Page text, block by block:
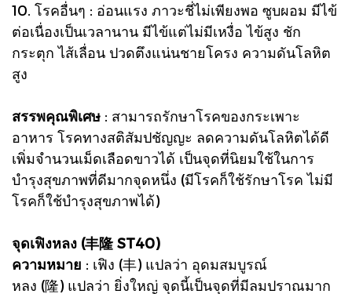
10. โรคอื่นๆ : อ่อนแรง ภาวะชี่ไม่เพียงพอ ซูบผอม มีไข้
ต่อเนื่องเป็นเวลานาน มีไข้แต่ไม่มีเหงื่อ ไข้สูง ชัก
กระตุก ไส้เลื่อน ปวดตึงแน่นชายโครง ความดันโลหิต
สูง
สรรพคุณพิเศษ : สามารถรักษาโรคของกระเพาะ
อาหาร โรคทางสติสัมปชัญญะ ลดความดันโลหิตได้ดี
เพิ่มจำนวนเม็ดเลือดขาวได้ เป็นจุดที่นิยมใช้ในการ
บำรุงสุขภาพที่ดีมากจุดหนึ่ง (มีโรคก็ใช้รักษาโรค ไม่มี
โรคก็ใช้บำรุงสุขภาพได้)
จุดเฟิงหลง (丰隆 ST40)
ความหมาย : เฟิง (丰) แปลว่า อุดมสมบูรณ์
หลง (隆) แปลว่า ยิ่งใหญ่ จุดนี้เป็นจุดที่มีลมปราณมาก